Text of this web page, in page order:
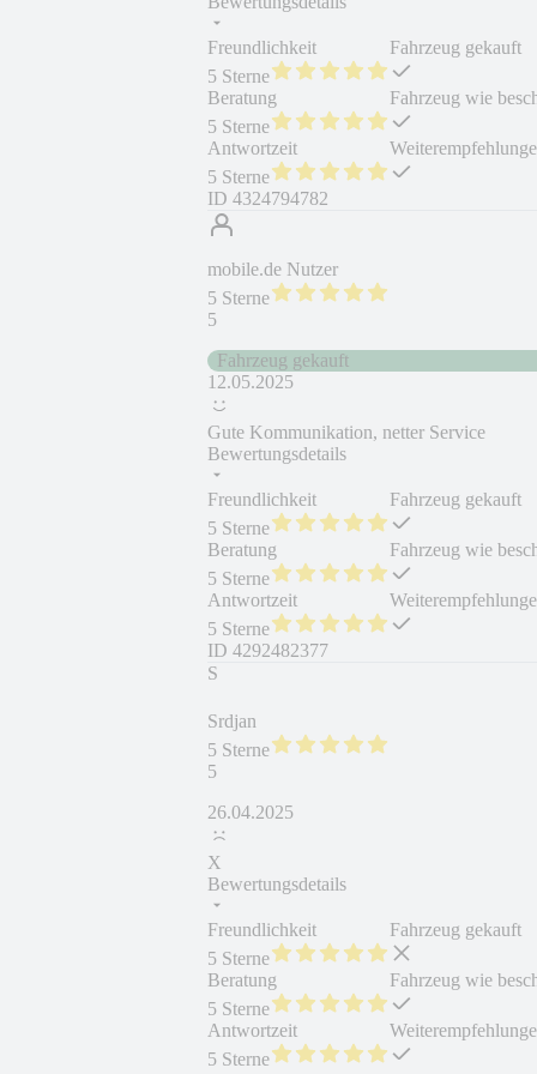
Freundlichkeit
5 Sterne
Beratung
5 Sterne
Antwortzeit
5 Sterne
Fahrzeug gekauft
Fahrzeug wie
ID 4324794782
mobile.de Nutzer
5 Sterne
5
Fahrzeug gekauft
12.05.2025
Gute Kommunikation, netter Service
Bewertungsdetails
Freundlichkeit
5 Sterne
Beratung
5 Sterne
Antwortzeit
5 Sterne
Fahrzeug gekauft
Fahrzeug wie
ID 4292482377
S
Srdjan
5 Sterne
5
26.04.2025
X
Bewertungsdetails
Freundlichkeit
5 Sterne
Beratung
5 Sterne
Antwortzeit
5 Sterne
Fahrzeug gekauft
Fahrzeug wie